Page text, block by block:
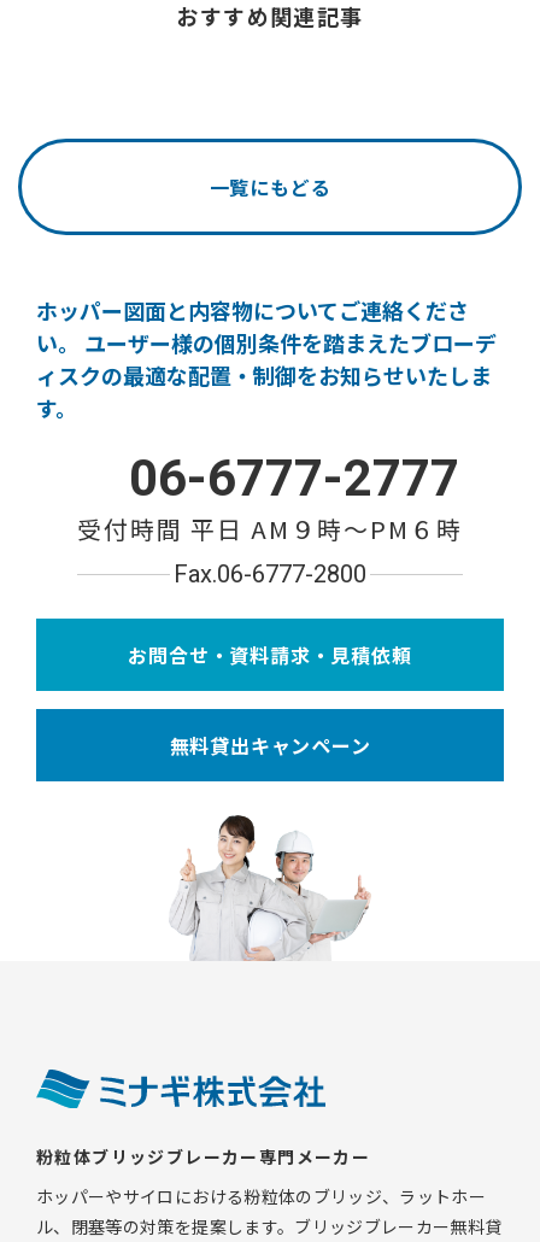
おすすめ関連記事
一覧にもどる
ホッパー図面と内容物についてご連絡くださ
い。
ユーザー様の個別条件を踏まえたブローデ
ィスクの最適な配置・制御をお知らせいたしま
す。
06-6777-2777
受付時間 平日 AM９時〜PM６時
Fax.06-6777-2800
お問合せ・資料請求・見積依頼
無料貸出キャンペーン
粉粒体ブリッジブレーカー専門メーカー
ホッパーやサイロにおける粉粒体のブリッジ、ラットホー
ル、閉塞等の対策を提案します。ブリッジブレーカー無料貸